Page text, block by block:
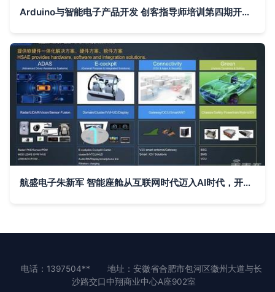
Arduino与智能电子产品开发 创客指导师培训第四期开启，北京7月17日前报名
航盛电子朱新军 智能座舱从互联网时代迈入AI时代，开启智能电子产品开发新纪元
电话：1397504**
地址：安徽省合肥市包河区徽州大道与长
沙路交口中翔商业中心A座902室